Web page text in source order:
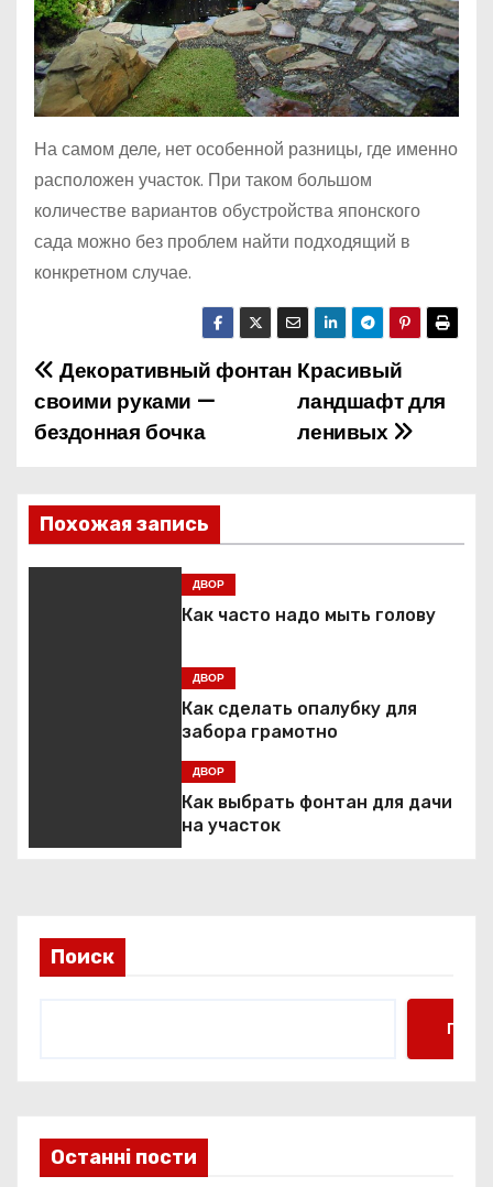
На самом деле, нет особенной разницы, где именно
расположен участок. При таком большом
количестве вариантов обустройства японского
сада можно без проблем найти подходящий в
конкретном случае.
Н
а
и
г
о
а
п
м
Красивый
ландшафт для
ленивых
Декоративный фонтан
своими руками —
бездонная бочка
Похожая запись
ДВОР
Как часто надо мыть голову
ДВОР
Как сделать опалубку для
забора грамотно
ДВОР
Как выбрать фонтан для дачи
на участок
Поиск
Поиск
Останні пости